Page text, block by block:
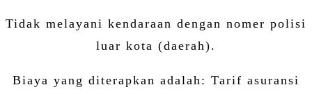
Tidak melayani kendaraan dengan nomer polisi
luar kota (daerah).
Biaya yang diterapkan adalah: Tarif asuransi